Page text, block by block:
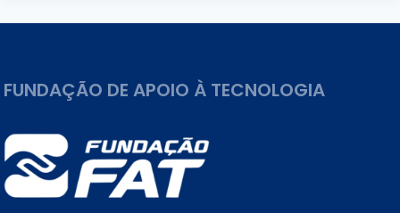
FUNDAÇÃO DE APOIO À TECNOLOGIA